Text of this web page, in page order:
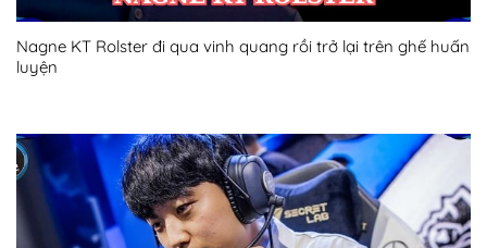
Nagne KT Rolster đi qua vinh quang rồi trở lại trên ghế huấn
luyện